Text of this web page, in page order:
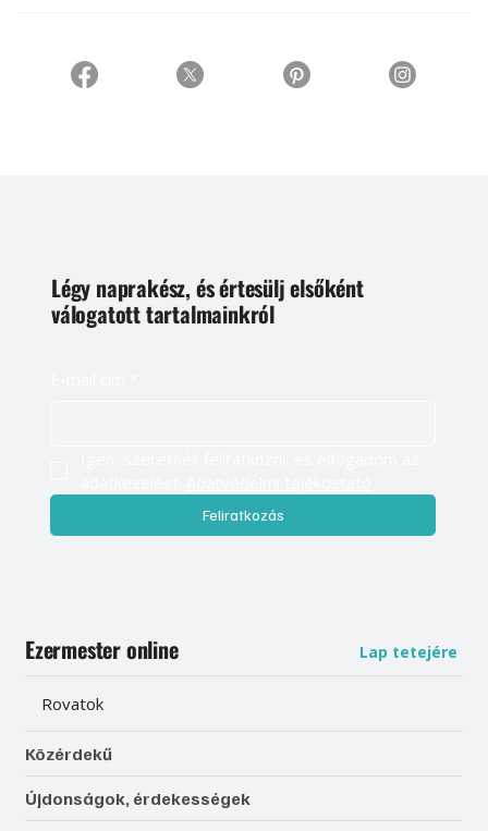
Légy naprakész, és értesülj elsőként
válogatott tartalmainkról
Feliratkozás
Ezermester online Lap tetejére
Rovatok
Közérdekű
Újdonságok, érdekességek